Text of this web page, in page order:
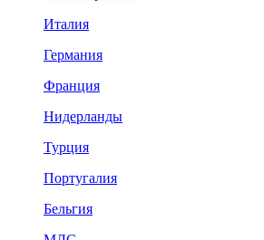
Италия
Германия
Франция
Нидерланды
Турция
Португалия
Бельгия